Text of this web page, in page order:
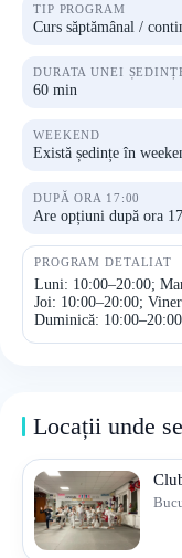
TIP PROGRAM
Curs săptămânal /
DURATA UNEI
60 min
WEEKEND
Există ședințe în
DUPĂ ORA 17:00
Are opțiuni după ora
PROGRAM DETALIAT
Luni: 10:00–20:00;
Joi: 10:00–20:00;
Duminică: 10:00–20:00
Locații unde